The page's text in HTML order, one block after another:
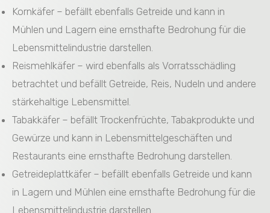
Kornkäfer – befällt ebenfalls Getreide und kann in
Mühlen und Lagern eine ernsthafte Bedrohung für die
Lebensmittelindustrie darstellen.
Reismehlkäfer – wird ebenfalls als Vorratsschädling
betrachtet und befällt Getreide, Reis, Nudeln und andere
stärkehaltige Lebensmittel.
Tabakkäfer – befällt Trockenfrüchte, Tabakprodukte und
Gewürze und kann in Lebensmittelgeschäften und
Restaurants eine ernsthafte Bedrohung darstellen.
Getreideplattkäfer – befällt ebenfalls Getreide und kann
in Lagern und Mühlen eine ernsthafte Bedrohung für die
Lebensmittelindustrie darstellen.